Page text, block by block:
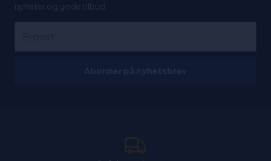
nyheter og gode tilbud